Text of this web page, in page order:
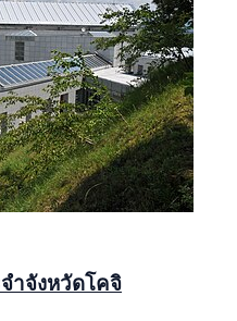
ำจังหวัดโคจิ